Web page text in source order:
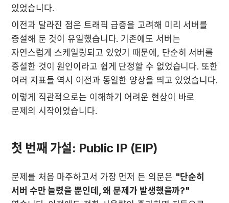
있었습니다.
이전과 달라진 점은 트래픽 급증을 고려해 미리 서버를
증설해 둔 것이 유일했습니다. 기존에도 서버는
자연스럽게 스케일링되고 있었기 때문에, 단순히 서버를
증설한 것이 원인이라고 쉽게 단정할 수 없었습니다. 또한
여러 지표들 역시 이전과 동일한 양상을 띄고 있었습니다.
이렇게 직관적으로는 이해하기 어려운 현상이 바로
문제의 시작이었습니다.
첫 번째 가설: Public IP (EIP)
문제를 처음 마주하고서 가장 먼저 든 의문은 "단순히
서버 수만 늘렸을 뿐인데, 왜 문제가 발생했을까?"